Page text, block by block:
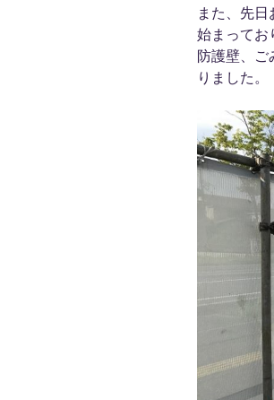
また、先
始まってお
防護壁、
りました。